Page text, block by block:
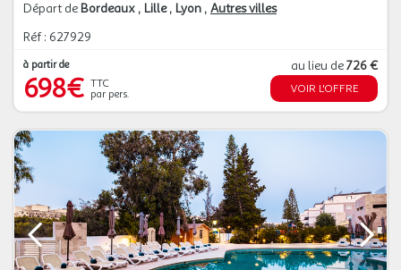
Départ de Bordeaux Lille Lyon Autres villes
Réf : 627929
à partir de
698€ TTC
par pers.
au lieu de726 €
VOIR L'OFFRE